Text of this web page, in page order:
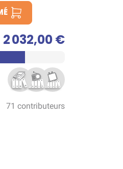
2 032,00 €
71 contributeurs